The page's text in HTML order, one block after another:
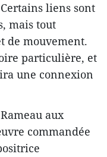
liens sont
mais tout
de mouvement.
particulière, et
une connexion
aux
commandée